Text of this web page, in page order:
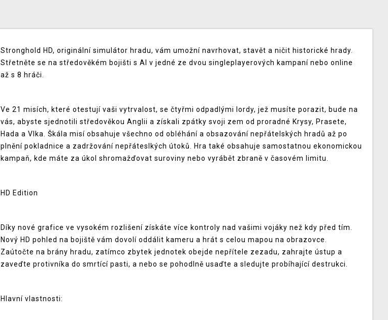
Stronghold HD, originální simulátor hradu, vám umožní navrhovat, stavět a ničit historické hrady.
Střetněte se na středověkém bojišti s AI v jedné ze dvou singleplayerových kampaní nebo online
až s 8 hráči.
Ve 21 misích, které otestují vaši vytrvalost, se čtyřmi odpadlými lordy, jež musíte porazit, bude na
vás, abyste sjednotili středověkou Anglii a získali zpátky svoji zem od proradné Krysy, Prasete,
Hada a Vlka. Škála misí obsahuje všechno od obléhání a obsazování nepřátelských hradů až po
plnění pokladnice a zadržování nepřáteslkých útoků. Hra také obsahuje samostatnou ekonomickou
kampaň, kde máte za úkol shromažďovat suroviny nebo vyrábět zbraně v časovém limitu.
HD Edition
Díky nové grafice ve vysokém rozlišení získáte více kontroly nad vašimi vojáky než kdy před tím.
Nový HD pohled na bojiště vám dovolí oddálit kameru a hrát s celou mapou na obrazovce.
Zaútočte na brány hradu, zatímco zbytek jednotek obejde nepřítele zezadu, zahrajte ústup a
zaveďte protivníka do smrtící pasti, a nebo se pohodlně usaďte a sledujte probíhající destrukci.
Hlavní vlastnosti: